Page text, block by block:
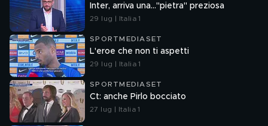
Inter, arriva una..."pietra" preziosa
29 lug | Italia 1
SPORTMEDIASET
L'eroe che non ti aspetti
29 lug | Italia 1
SPORTMEDIASET
Ct: anche Pirlo bocciato
27 lug | Italia 1